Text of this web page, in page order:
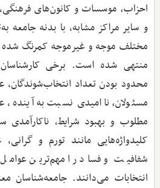
احزاب، موسسات و کانون‌های
و سایر مراکز مشابه، با بدنه جامعه
مختلف موجه و غیرموجه کمرنگ
منتهی شده است. برخی
محدود بودن تعداد
مسئولان، ناامیدی نسبت به آینده،
مطلوب و بهبود شرایط، ناکارآمدی
کلیدواژه‌هایی مانند تورم و
شفافیت و فساد را مهم‌ترین
انتخابات می‌دانند. جامعه‌شناسان